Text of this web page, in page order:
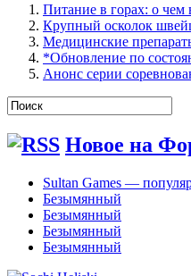
Питание в горах: о чем
Крупный осколок
Медицинские
*Обновление по
Анонс серии
Новое на
Sultan Games —
Безымянный
Безымянный
Безымянный
Безымянный